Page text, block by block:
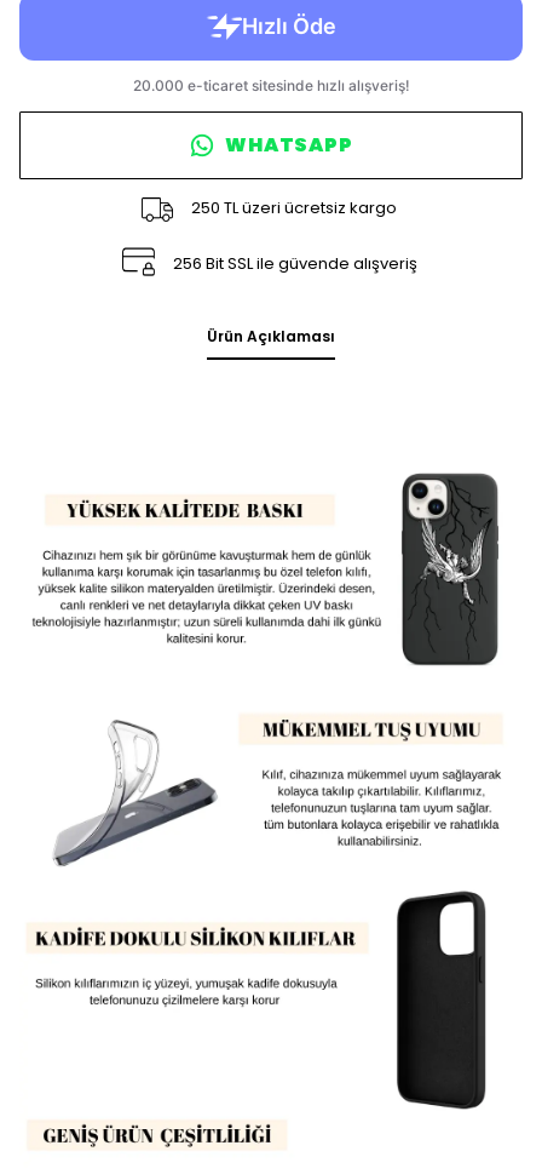
WHATSAPP
250 TL üzeri ücretsiz kargo
256 Bit SSL ile güvende alışveriş
Ürün Açıklaması